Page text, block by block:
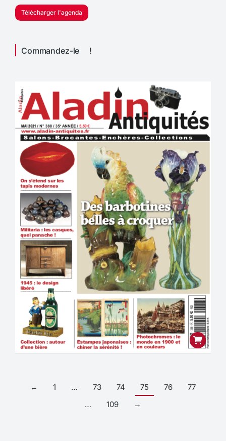
Télécharger l'agenda
Commandez-le !
← 1 … 73 74 75 76
77
…
109 →